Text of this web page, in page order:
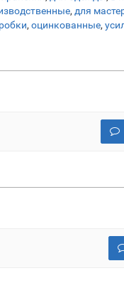
, для
, оцинкованные,